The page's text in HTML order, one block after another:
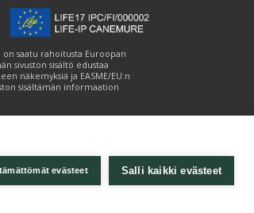
evästeet Salli kaikki evästeet
saatu rahoitusta Euroopan
sivuston sisältö edustaa
näkemyksiä ja EASME/EU:n
sisältämän informaation